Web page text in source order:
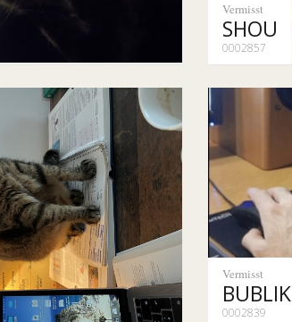
Vermisst
SHOU
0002857
Vermisst
BUBLIK
0002839